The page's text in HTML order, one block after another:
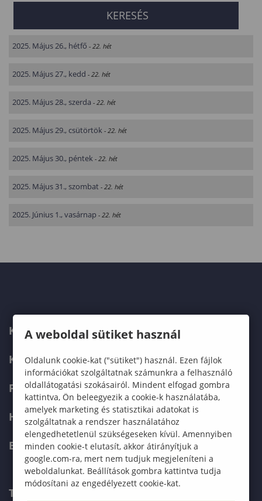
2025. Május 26., hétfő - 22. hét
2025. Május 27., kedd - 22. hét
2025. Május 28., szerda - 22. hét
2025. Május 29., csütörtök - 22. hét
2025. Május 30., péntek - 22. hét
2025. Május 31., szombat - 22. hét
2025. Június 1., vasárnap - 22. hét
KARUNK
KÉPZÉSEK
FELVÉTELIZŐKNEK
HALLGATÓKNAK
ERASMUS+
TELEFONKÖNYV
A weboldal sütiket használ
Oldalunk cookie-kat ("sütiket") használ. Ezen fájlok
információkat szolgáltatnak számunkra a felhasználó
oldallátogatási szokásairól. Mindent elfogad gombra
kattintva, Ön beleegyezik a cookie-k használatába,
amelyek marketing és statisztikai adatokat is
szolgáltatnak a rendszer használatához
elengedhetetlenül szükségeseken kívül. Amennyiben
minden cookie-t elutasít, akkor átirányítjuk a
google.com-ra, mert nem tudjuk megjeleníteni a
weboldalunkat. Beállítások gombra kattintva tudja
módosítani az engedélyezett cookie-kat.